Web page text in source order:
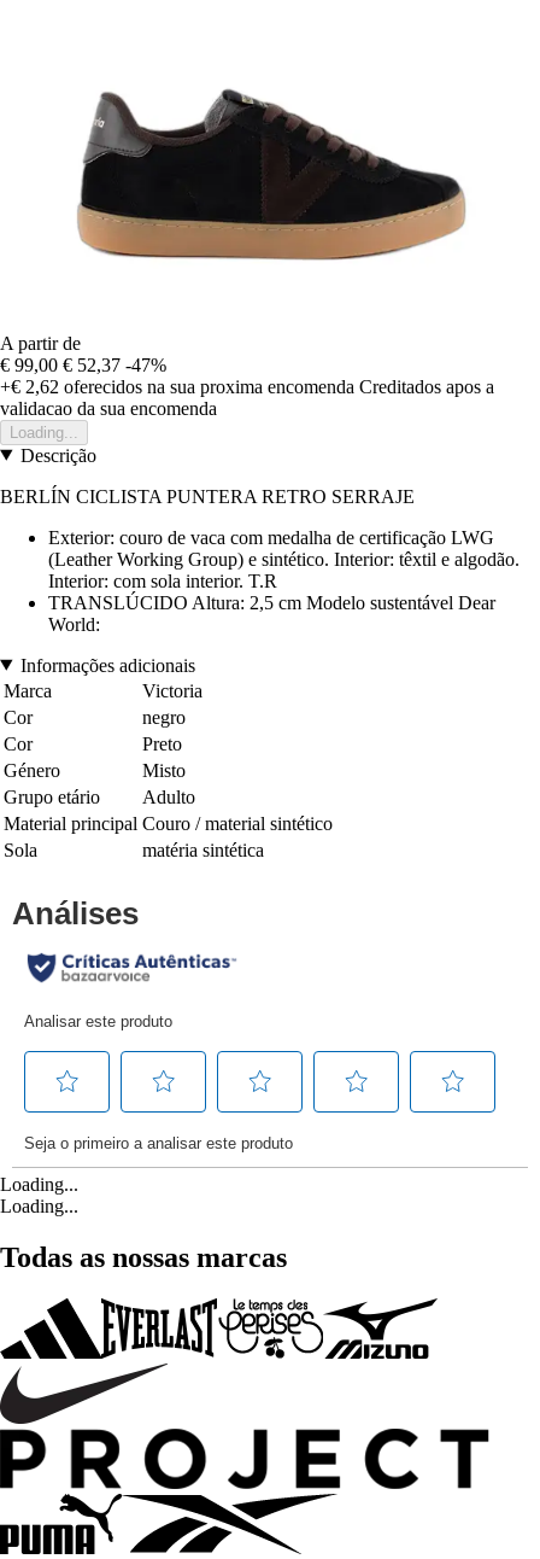
A partir de
€ 99,00 € 52,37 -47%
+€ 2,62 oferecidos na sua proxima encomenda Creditados apos a
validacao da sua encomenda
Loading...
Descrição
BERLÍN CICLISTA PUNTERA RETRO SERRAJE
Exterior: couro de vaca com medalha de certificação LWG
(Leather Working Group) e sintético. Interior: têxtil e algodão.
Interior: com sola interior. T.R
TRANSLÚCIDO Altura: 2,5 cm Modelo sustentável Dear
World:
Informações adicionais
Marca
Victoria
Cor
negro
Cor
Preto
Género
Misto
Grupo etário
Adulto
Material principal Couro / material sintético
Sola
matéria sintética
Loading...
Loading...
Todas as nossas marcas